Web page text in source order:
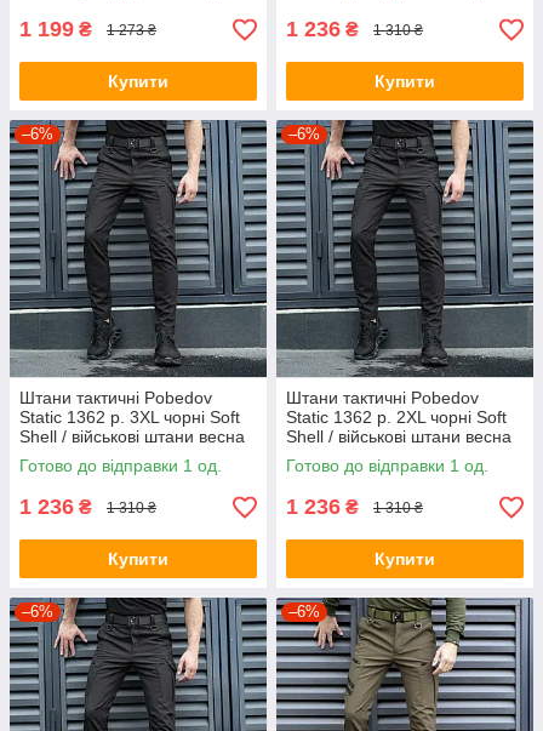
1 199 ₴ 1 273 ₴
Купити
1 236 ₴ 1 310 ₴
Купити
–6%
Штани тактичні Pobedov
Static 1362 р. 3XL чорні Soft
Shell / військові штани весна
осінь
Готово до відправки 1 од.
1 236 ₴ 1 310 ₴
Купити
–6%
Штани тактичні Pobedov
Static 1362 р. 2XL чорні Soft
Shell / військові штани весна
осінь
Готово до відправки 1 од.
1 236 ₴ 1 310 ₴
Купити
–6% –6%